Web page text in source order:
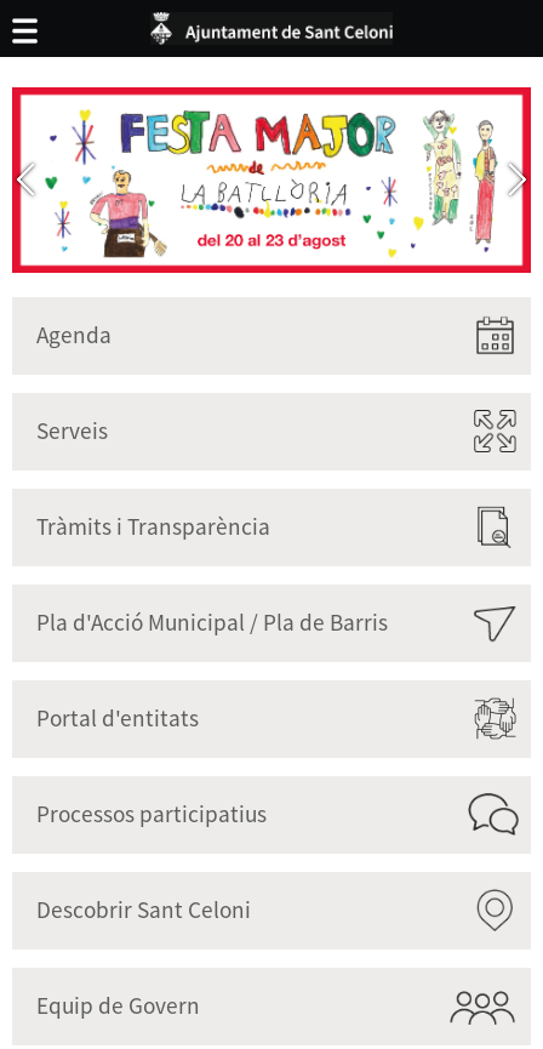
Agenda
Serveis
Tràmits i Transparència
Pla d'Acció Municipal / Pla de Barris
Portal d'entitats
Processos participatius
Descobrir Sant Celoni
Equip de Govern